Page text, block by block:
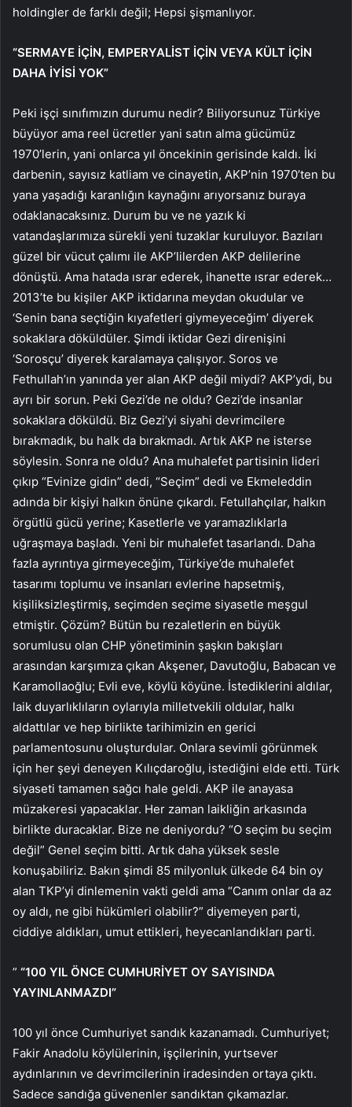
holdingler de farklı değil; Hepsi şişmanlıyor.
“SERMAYE İÇİN, EMPERYALİST İÇİN VEYA KÜLT İÇİN
DAHA İYİSİ YOK”
Peki işçi sınıfımızın durumu nedir? Biliyorsunuz Türkiye
büyüyor ama reel ücretler yani satın alma gücümüz
1970’lerin, yani onlarca yıl öncekinin gerisinde kaldı. İki
darbenin, sayısız katliam ve cinayetin, AKP’nin 1970’ten bu
yana yaşadığı karanlığın kaynağını arıyorsanız buraya
odaklanacaksınız. Durum bu ve ne yazık ki
vatandaşlarımıza sürekli yeni tuzaklar kuruluyor. Bazıları
güzel bir vücut çalımı ile AKP’lilerden AKP delilerine
dönüştü. Ama hatada ısrar ederek, ihanette ısrar ederek…
2013’te bu kişiler AKP iktidarına meydan okudular ve
‘Senin bana seçtiğin kıyafetleri giymeyeceğim’ diyerek
sokaklara döküldüler. Şimdi iktidar Gezi direnişini
‘Sorosçu’ diyerek karalamaya çalışıyor. Soros ve
Fethullah’ın yanında yer alan AKP değil miydi? AKP’ydi, bu
ayrı bir sorun. Peki Gezi’de ne oldu? Gezi’de insanlar
sokaklara döküldü. Biz Gezi’yi siyahi devrimcilere
bırakmadık, bu halk da bırakmadı. Artık AKP ne isterse
söylesin. Sonra ne oldu? Ana muhalefet partisinin lideri
çıkıp “Evinize gidin” dedi, “Seçim” dedi ve Ekmeleddin
adında bir kişiyi halkın önüne çıkardı. Fetullahçılar, halkın
örgütlü gücü yerine; Kasetlerle ve yaramazlıklarla
uğraşmaya başladı. Yeni bir muhalefet tasarlandı. Daha
fazla ayrıntıya girmeyeceğim, Türkiye’de muhalefet
tasarımı toplumu ve insanları evlerine hapsetmiş,
kişiliksizleştirmiş, seçimden seçime siyasetle meşgul
etmiştir. Çözüm? Bütün bu rezaletlerin en büyük
sorumlusu olan CHP yönetiminin şaşkın bakışları
arasından karşımıza çıkan Akşener, Davutoğlu, Babacan ve
Karamollaoğlu; Evli eve, köylü köyüne. İstediklerini aldılar,
laik duyarlıklıların oylarıyla milletvekili oldular, halkı
aldattılar ve hep birlikte tarihimizin en gerici
parlamentosunu oluşturdular. Onlara sevimli görünmek
için her şeyi deneyen Kılıçdaroğlu, istediğini elde etti. Türk
siyaseti tamamen sağcı hale geldi. AKP ile anayasa
müzakeresi yapacaklar. Her zaman laikliğin arkasında
birlikte duracaklar. Bize ne deniyordu? “O seçim bu seçim
değil” Genel seçim bitti. Artık daha yüksek sesle
konuşabiliriz. Bakın şimdi 85 milyonluk ülkede 64 bin oy
alan TKP’yi dinlemenin vakti geldi ama “Canım onlar da az
oy aldı, ne gibi hükümleri olabilir?” diyemeyen parti,
ciddiye aldıkları, umut ettikleri, heyecanlandıkları parti.
” “100 YIL ÖNCE CUMHURİYET OY SAYISINDA
YAYINLANMAZDI”
100 yıl önce Cumhuriyet sandık kazanamadı. Cumhuriyet;
Fakir Anadolu köylülerinin, işçilerinin, yurtsever
aydınlarının ve devrimcilerinin iradesinden ortaya çıktı.
Sadece sandığa güvenenler sandıktan çıkamazlar.